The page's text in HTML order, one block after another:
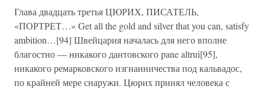
Глава двадцать третья ЦЮРИХ, ПИСАТЕЛЬ,
«ПОРТРЕТ…» Get all the gold and silver that you can, satisfy
ambition…[94] Швейцария началась для него вполне
благостно — никакого дантовского pane altrui[95],
никакого ремарковского изгнанничества под кальвадос,
по крайней мере снаружи. Цюрих принял человека с